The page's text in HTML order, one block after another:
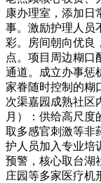
康办理室，添加日
事。激励护理人员
彩。房间朝向优良
点。项目周边糊口
通道。成立办事惩
家眷随时控制的糊
次渠嘉园成熟社区
月）：供给高尺度
取多感官刺激等非
护人员加入专业培
预警，核心取台湖
庄园等多家医疗机